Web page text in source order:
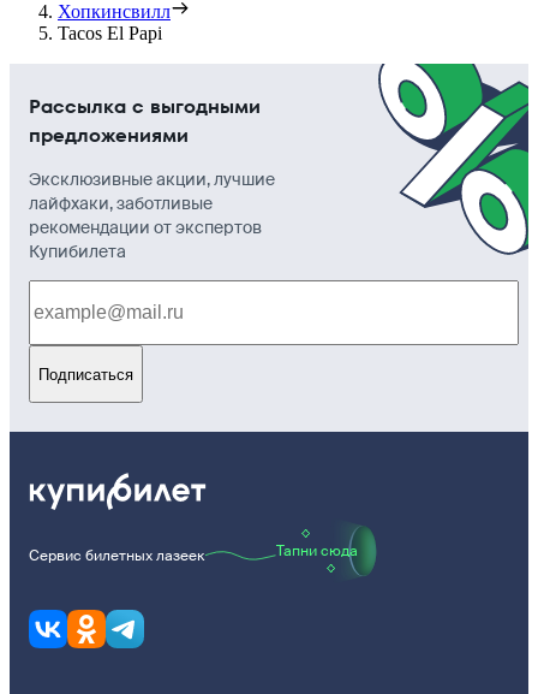
Хопкинсвилл
Tacos El Papi
Рассылка с выгодными
предложениями
Эксклюзивные акции, лучшие
лайфхаки, заботливые
рекомендации от экспертов
Купибилета
Подписаться
Сервис билетных лазеек Тапни сюда